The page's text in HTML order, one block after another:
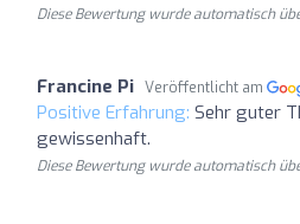
Diese Bewertung wurde automatisch
Francine Pi Veröffentlicht am
Positive Erfahrung: Sehr guter
gewissenhaft.
Diese Bewertung wurde automatisch